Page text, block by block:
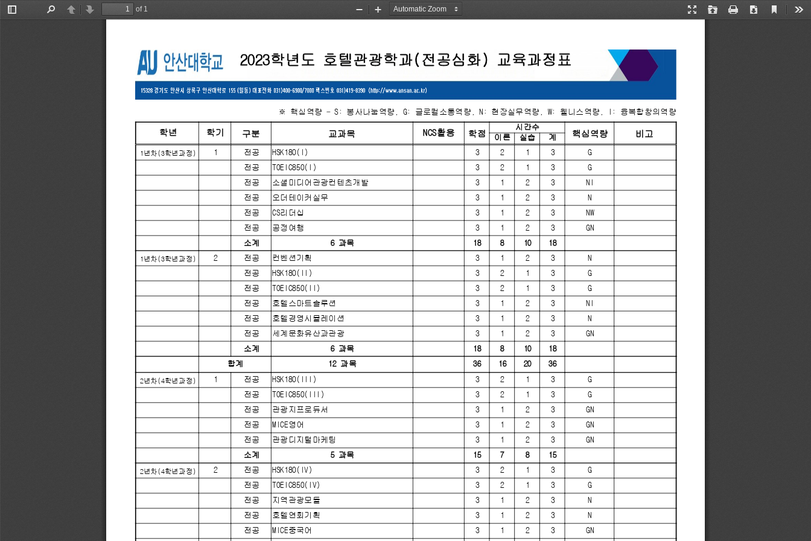
Toggle
PreviousNext
Page
of 1
Presentation
Open Print Download
Current
Zoom
Zoom
Zoom
2023학년도 호텔관광학과(전공심화) 교육과정표
시간수
핵심역량
학점
NCS활용
교과목
구분
학기
학년 비고
이론 실습 계
※ 핵심역량 - S: 봉사나눔역량, G: 글로컬소통역량, N: 현장실무역량, W: 웰니스역량, I: 융복합창의역량
1년차(3학년과정) 1 전공 HSK180(I) 3 2 1 3
G
전공
TOEIC850(I) 3 2 1 3
G
전공
소셜미디어관광컨텐츠개발 3 1 2 3
NI
전공
오더테이커실무 3 1 2 3
N
전공
CS리더십 3 1 2 3
NW
전공
공정여행 3 1 2 3
GN
18
10
8
18
6 과목
소계
1년차(3학년과정) 2 전공 컨벤션기획 3 1 2 3
N
전공
HSK180(II) 3 2 1 3
G
전공
TOEIC850(II) 3 2 1 3
G
전공
호텔스마트솔루션 3 1 2 3
NI
전공
호텔경영시뮬레이션 3 1 2 3
N
전공
세계문화유산과관광 3 1 2 3
GN
18
10
8
18
6 과목
소계
36
20
16
36
12 과목
합계
2년차(4학년과정) 1 전공 HSK180(III) 3 2 1 3
G
전공
TOEIC850(III) 3 2 1 3
G
전공
관광지프로듀서 3 1 2 3
GN
전공
MICE영어 3 1 2 3
GN
전공
관광디지털마케팅 3 1 2 3
GN
15
8
7
15
5 과목
소계
2년차(4학년과정) 2 전공 HSK180(IV) 3 2 1 3
G
전공
TOEIC850(IV) 3 2 1 3
G
전공
지역관광모듈 3 1 2 3
N
전공
호텔연회기획 3 1 2 3
N
전공
MICE중국어 3 1 2 3 GN